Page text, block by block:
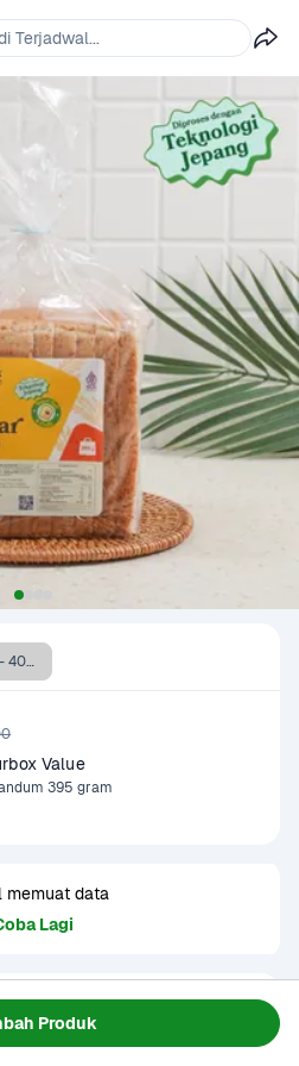
Produk
Bundle - 400 g + Oatside Barista Blend 1 L
Value
395 gram
memuat data
Lagi
dari tepung gandum
Terjadwal...